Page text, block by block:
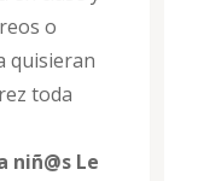
o
quisieran
toda
niñ@s Le